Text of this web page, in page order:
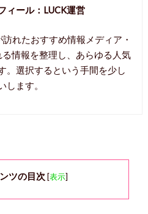
ィール： LUCK運営
れたおすすめ情報メディア・
情報を整理し、あらゆる人気
。選択するという手間を少し
します。
ツの目次 [表示]